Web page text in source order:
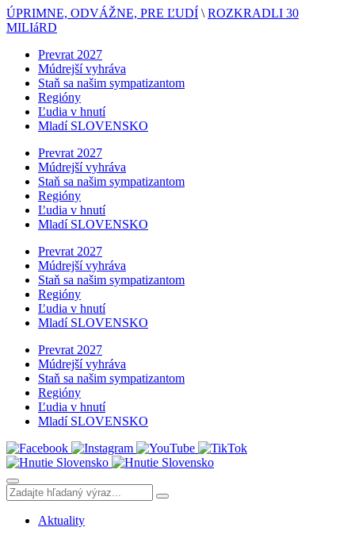
ÚPRIMNE, ODVÁŽNE, PRE ĽUDÍ \ ROZKRADLI 30
MILIáRD
Prevrat 2027
Múdrejší vyhráva
Staň sa našim sympatizantom
Regióny
Ľudia v hnutí
Mladí SLOVENSKO
Prevrat 2027
Múdrejší vyhráva
Staň sa našim sympatizantom
Regióny
Ľudia v hnutí
Mladí SLOVENSKO
Prevrat 2027
Múdrejší vyhráva
Staň sa našim sympatizantom
Regióny
Ľudia v hnutí
Mladí SLOVENSKO
Prevrat 2027
Múdrejší vyhráva
Staň sa našim sympatizantom
Regióny
Ľudia v hnutí
Mladí SLOVENSKO
Aktuality